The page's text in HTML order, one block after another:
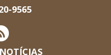
9565